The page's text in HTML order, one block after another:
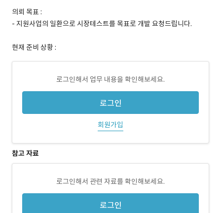
의뢰 목표 :
- 지원사업의 일환으로 시장테스트를 목표로 개발 요청드립니다.
현재 준비 상황 :
로그인해서 업무 내용을 확인해보세요.
로그인
회원가입
참고 자료
로그인해서 관련 자료를 확인해보세요.
로그인